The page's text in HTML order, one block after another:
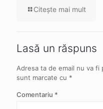
Citeşte mai mult
Lasă un răspuns
Adresa ta de email nu va fi
sunt marcate cu *
Comentariu *